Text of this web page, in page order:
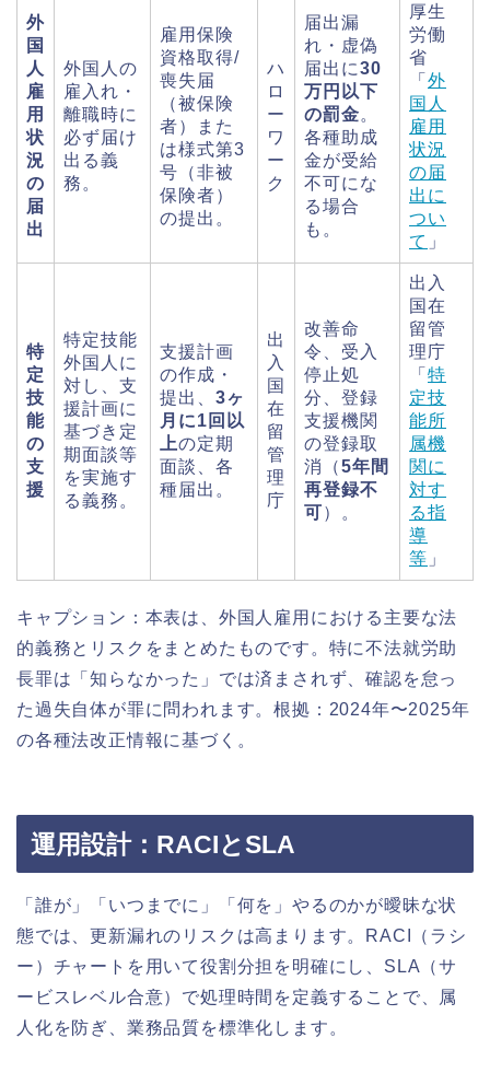
外
国
人
雇
用
状
況
の
届
出
外国人の
雇入れ・
離職時に
必ず届け
出る義
務。
雇用保険
資格取得/
喪失届
（被保険
者）また
は様式第3
号（非被
保険者）
の提出。
ハ
ロ
ー
ワ
ー
ク
届出漏
れ・虚偽
届出に30
万円以下
の罰金。
各種助成
金が受給
不可にな
る場合
も。
厚生
労働
省
「 外
国人
雇用
状況
の届
出に
つい
て 」
特
定
技
能
の
支
援
特定技能
外国人に
対し、支
援計画に
基づき定
期面談等
を実施す
る義務。
支援計画
の作成・
提出、 3ヶ
月に1回以
上の定期
面談、各
種届出。
出
入
国
在
留
管
理
庁
改善命
令、受入
停止処
分、登録
支援機関
の登録取
消（5年間
再登録不
可）。
出入
国在
留管
理庁
「 特
定技
能所
属機
関に
対す
る指
導
等 」
キャプション：本表は、外国人雇用における主要な法
的義務とリスクをまとめたものです。特に不法就労助
長罪は「知らなかった」では済まされず、確認を怠っ
た過失自体が罪に問われます。根拠：2024年〜2025年
の各種法改正情報に基づく。
運用設計：RACIとSLA
「誰が」「いつまでに」「何を」やるのかが曖昧な状
態では、更新漏れのリスクは高まります。RACI（ラシ
ー）チャートを用いて役割分担を明確にし、SLA（サ
ービスレベル合意）で処理時間を定義することで、属
人化を防ぎ、業務品質を標準化します。